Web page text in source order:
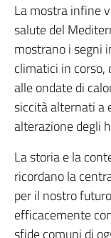
La mostra infine
salute del
mostrano i segni
climatici in corso,
alle ondate di
siccità alternati a
alterazione degli
La storia e la
ricordano la
per il nostro
efficacemente